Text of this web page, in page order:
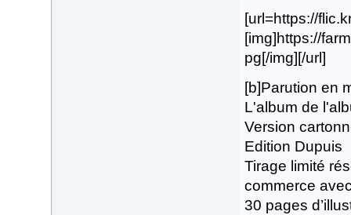
[url=https://
[img]https://
pg[/img][/url]
[b]Parution en
L'album de
Version
Edition Dupuis
Tirage limité
commerce
30 pages